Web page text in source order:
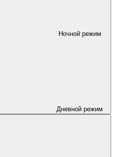
Ночной режим
Дневной режим